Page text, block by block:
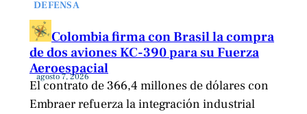
DEFENSA
Colombia firma con Brasil la compra
de dos aviones KC-390 para su Fuerza
Aeroespacial
agosto 7, 2026
El contrato de 366,4 millones de dólares con
Embraer refuerza la integración industrial